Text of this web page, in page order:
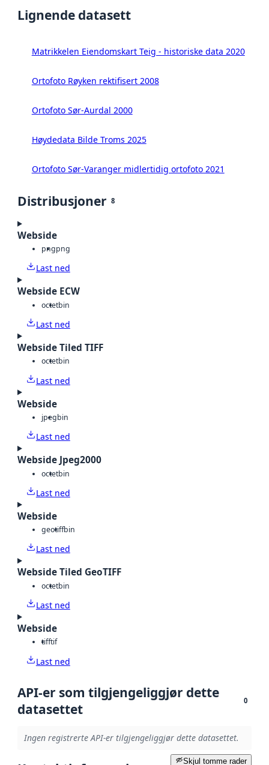
Lignende datasett
Matrikkelen Eiendomskart Teig - historiske data 2020
Ortofoto Røyken rektifisert 2008
Ortofoto Sør-Aurdal 2000
Høydedata Bilde Troms 2025
Ortofoto Sør-Varanger midlertidig ortofoto 2021
Distribusjoner 8
Webside
pngpng
Last ned
Webside ECW
octetbin
Last ned
Webside Tiled TIFF
octetbin
Last ned
Webside
jpegbin
Last ned
Webside Jpeg2000
octetbin
Last ned
Webside
geotiffbin
Last ned
Webside Tiled GeoTIFF
octetbin
Last ned
Webside
tifftif
Last ned
API-er som tilgjengeliggjør dette
datasettet
0
Ingen registrerte API-er tilgjengeliggjør dette datasettet.
Skjul tomme rader